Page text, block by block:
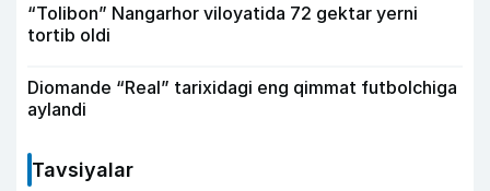
“Tolibon” Nangarhor viloyatida 72 gektar yerni
tortib oldi
Diomande “Real” tarixidagi eng qimmat futbolchiga
aylandi
Tavsiyalar